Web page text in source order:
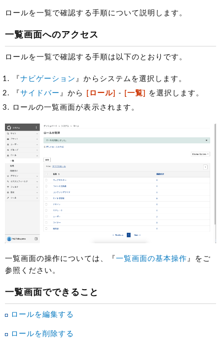
ロールを一覧で確認する手順について説明します。
一覧画面へのアクセス
ロールを一覧で確認する手順は以下のとおりです。
『ナビゲーション 』からシステムを選択します。
『サイドバー 』から [ロール] - [一覧]
を選択します。
ロールの一覧画面が表示されます。
一覧画面の操作については、『 一覧画面の基本操作 』をご
参照ください。
一覧画面でできること
ロールを編集する
ロールを削除する